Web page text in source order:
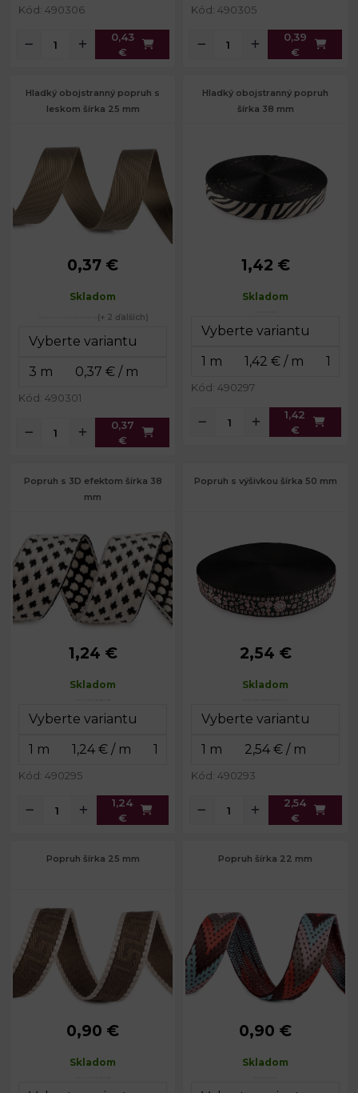
Kód: 490306
0,43
€
Kód: 490305
0,39
€
Hladký obojstranný popruh s
leskom šírka 25 mm
25 mm
0,37 €
Skladom
(+ 2 ďalších)
Kód: 490301
0,37
€
Hladký obojstranný popruh
šírka 38 mm
38 mm
1,42 €
Skladom
Kód: 490297
1,42
€
Popruh s 3D efektom šírka 38
mm
38 mm
1,24 €
Skladom
Kód: 490295
1,24
€
Popruh s výšivkou šírka 50 mm
50 mm
2,54 €
Skladom
Kód: 490293
2,54
€
Popruh šírka 25 mm
25 mm
0,90 €
Skladom
Popruh šírka 22 mm
22 mm
0,90 €
Skladom